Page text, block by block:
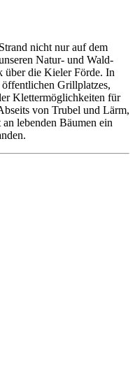
nicht nur auf dem
Natur- und Wald-
die Kieler Förde. In
öffentlichen Grillplatzes,
Klettermöglichkeiten für
von Trubel und Lärm,
lebenden Bäumen ein